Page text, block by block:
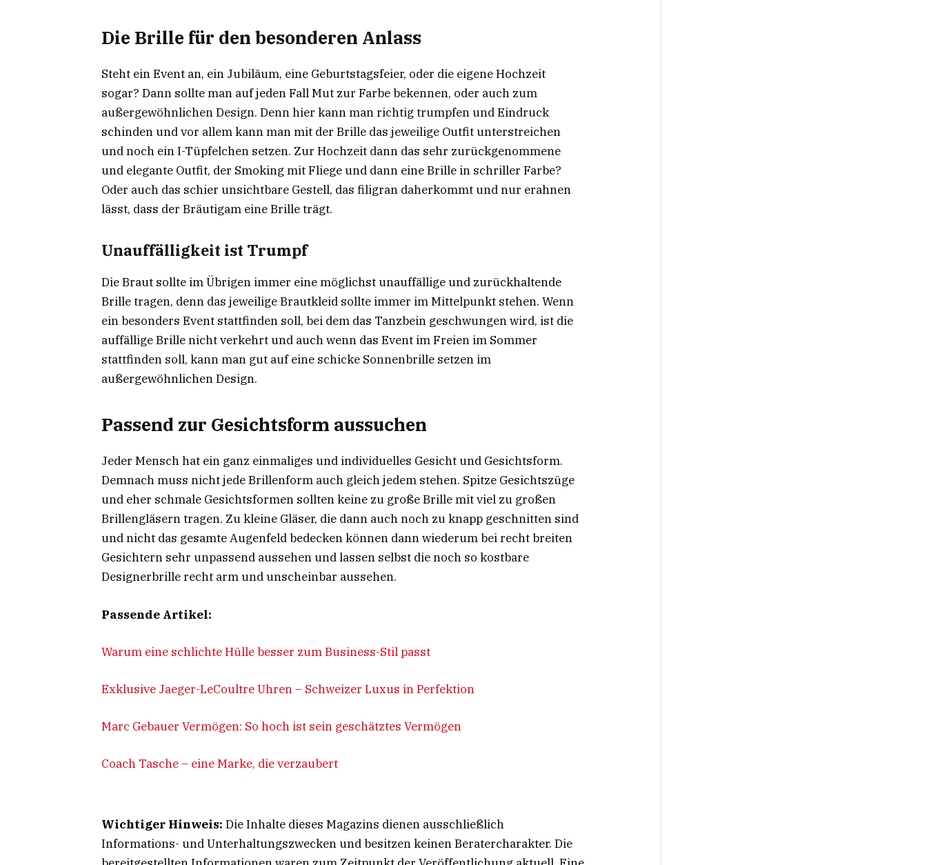
Die Brille für den besonderen Anlass
Steht ein Event an, ein Jubiläum, eine Geburtstagsfeier, oder die eigene Hochzeit
sogar? Dann sollte man auf jeden Fall Mut zur Farbe bekennen, oder auch zum
außergewöhnlichen Design. Denn hier kann man richtig trumpfen und Eindruck
schinden und vor allem kann man mit der Brille das jeweilige Outfit unterstreichen
und noch ein I-Tüpfelchen setzen. Zur Hochzeit dann das sehr zurückgenommene
und elegante Outfit, der Smoking mit Fliege und dann eine Brille in schriller Farbe?
Oder auch das schier unsichtbare Gestell, das filigran daherkommt und nur erahnen
lässt, dass der Bräutigam eine Brille trägt.
Unauffälligkeit ist Trumpf
Die Braut sollte im Übrigen immer eine möglichst unauffällige und zurückhaltende
Brille tragen, denn das jeweilige Brautkleid sollte immer im Mittelpunkt stehen. Wenn
ein besonders Event stattfinden soll, bei dem das Tanzbein geschwungen wird, ist die
auffällige Brille nicht verkehrt und auch wenn das Event im Freien im Sommer
stattfinden soll, kann man gut auf eine schicke Sonnenbrille setzen im
außergewöhnlichen Design.
Passend zur Gesichtsform aussuchen
Jeder Mensch hat ein ganz einmaliges und individuelles Gesicht und Gesichtsform.
Demnach muss nicht jede Brillenform auch gleich jedem stehen. Spitze Gesichtszüge
und eher schmale Gesichtsformen sollten keine zu große Brille mit viel zu großen
Brillengläsern tragen. Zu kleine Gläser, die dann auch noch zu knapp geschnitten sind
und nicht das gesamte Augenfeld bedecken können dann wiederum bei recht breiten
Gesichtern sehr unpassend aussehen und lassen selbst die noch so kostbare
Designerbrille recht arm und unscheinbar aussehen.
Passende Artikel:
Warum eine schlichte Hülle besser zum Business-Stil passt
Exklusive Jaeger-LeCoultre Uhren – Schweizer Luxus in Perfektion
Marc Gebauer Vermögen: So hoch ist sein geschätztes Vermögen
Coach Tasche – eine Marke, die verzaubert
Wichtiger Hinweis: Die Inhalte dieses Magazins dienen ausschließlich
Informations- und Unterhaltungszwecken und besitzen keinen Beratercharakter. Die